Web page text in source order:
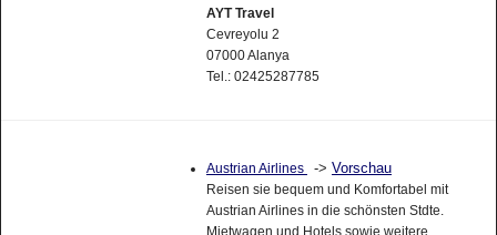
AYT Travel
Cevreyolu 2
07000 Alanya
Tel.: 02425287785
Austrian Airlines -> Vorschau
Reisen sie bequem und Komfortabel mit
Austrian Airlines in die schönsten Stdte.